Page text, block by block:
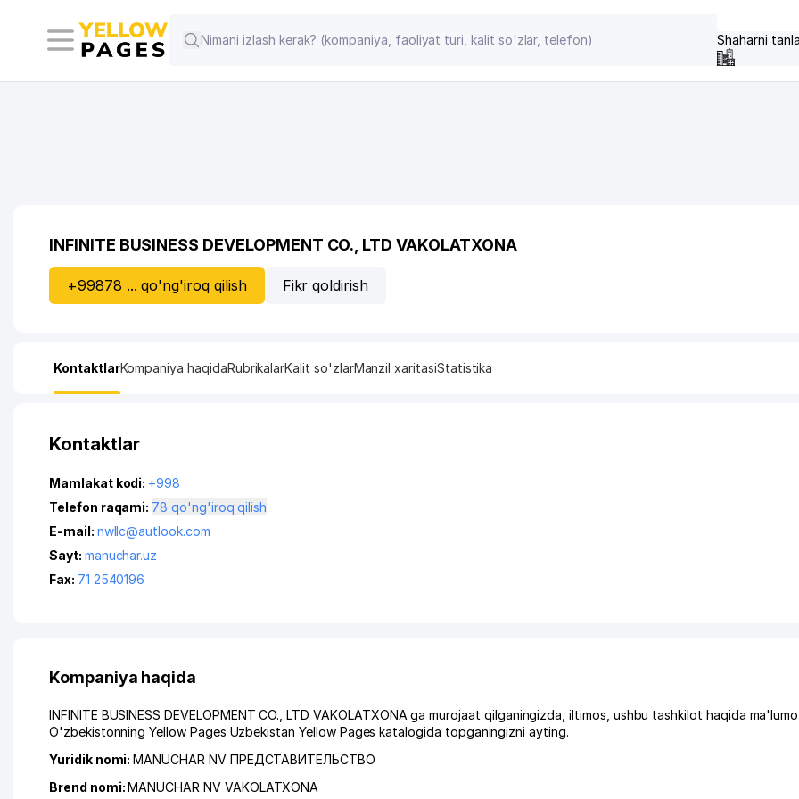
Shaharni
INFINITE BUSINESS DEVELOPMENT CO., LTD VAKOLATXONA
+99878 ... qo'ng'iroq qilish Fikr qoldirish
KontaktlarKompaniya haqidaRubrikalarKalit so'zlarManzil xaritasiStatistika
Kontaktlar
Mamlakat kodi: +998
Telefon raqami:
78 qo'ng'iroq qilish
E-mail: nwllc@autlook.com
Sayt: manuchar.uz
Fax: 71 2540196
Kompaniya haqida
INFINITE BUSINESS DEVELOPMENT CO., LTD VAKOLATXONA ga murojaat qilganingizda, iltimos, ushbu tashkilot haqida
O'zbekistonning Yellow Pages Uzbekistan Yellow Pages katalogida topganingizni ayting.
Yuridik nomi:MANUCHAR NV ПРЕДСТАВИТЕЛЬСТВО
Brend nomi:MANUCHAR NV VAKOLATXONA